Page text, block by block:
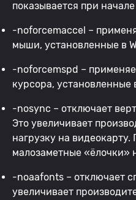
показывается при
-noforcemaccel –
мыши, установленные в
-noforcemspd –
курсора, установленные
-nosync – отключает
Это увеличивает
нагрузку на видеокарту.
малозаметные «ёлочки»
-noaafonts – отключает
увеличивает